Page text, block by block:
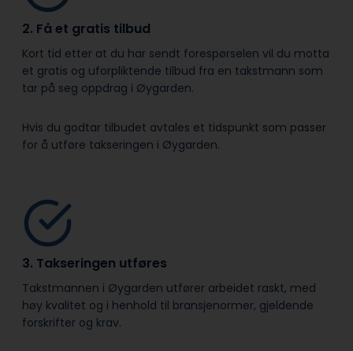
2. Få et gratis tilbud
Kort tid etter at du har sendt forespørselen vil du motta
et gratis og uforpliktende tilbud fra en takstmann som
tar på seg oppdrag i Øygarden.
Hvis du godtar tilbudet avtales et tidspunkt som passer
for å utføre takseringen i Øygarden.
3. Takseringen utføres
Takstmannen i Øygarden utfører arbeidet raskt, med
høy kvalitet og i henhold til bransje­normer, gjeldende
forskrifter og krav.